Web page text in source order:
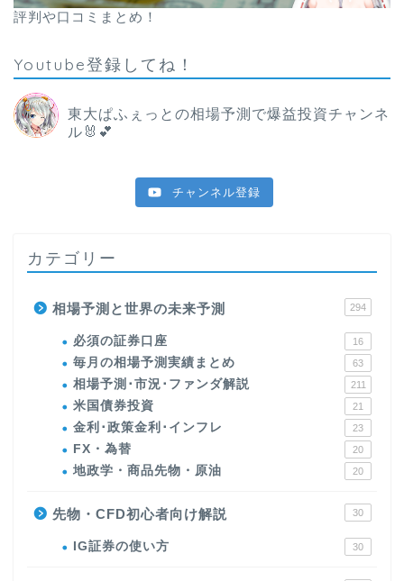
評判や口コミまとめ！
Youtube登録してね！
東大ぱふぇっとの相場予測で爆益投資チャンネ
ル🐰💕
チャンネル登録
カテゴリー
相場予測と世界の未来予測 294
必須の証券口座 16
毎月の相場予測実績まとめ 63
相場予測･市況･ファンダ解説 211
米国債券投資 21
金利･政策金利･インフレ 23
FX・為替 20
地政学・商品先物・原油 20
先物・CFD初心者向け解説 30
IG証券の使い方 30